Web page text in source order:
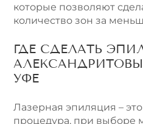
которые позволяют
количество зон за
ГДЕ СДЕЛАТЬ
УФЕ
Лазерная эпиляция –
процедура, при выборе